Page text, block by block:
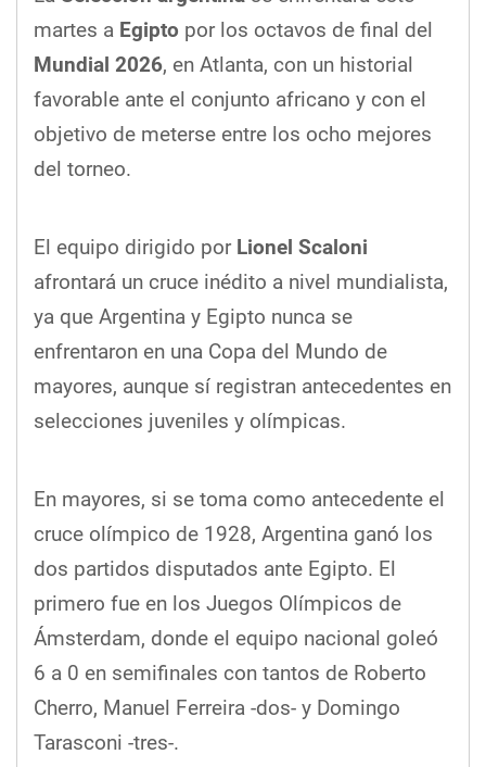
martes a Egipto por los octavos de final del
Mundial 2026, en Atlanta, con un historial
favorable ante el conjunto africano y con el
objetivo de meterse entre los ocho mejores
del torneo.
El equipo dirigido por Lionel Scaloni
afrontará un cruce inédito a nivel mundialista,
ya que Argentina y Egipto nunca se
enfrentaron en una Copa del Mundo de
mayores, aunque sí registran antecedentes en
selecciones juveniles y olímpicas.
En mayores, si se toma como antecedente el
cruce olímpico de 1928, Argentina ganó los
dos partidos disputados ante Egipto. El
primero fue en los Juegos Olímpicos de
Ámsterdam, donde el equipo nacional goleó
6 a 0 en semifinales con tantos de Roberto
Cherro, Manuel Ferreira -dos- y Domingo
Tarasconi -tres-.